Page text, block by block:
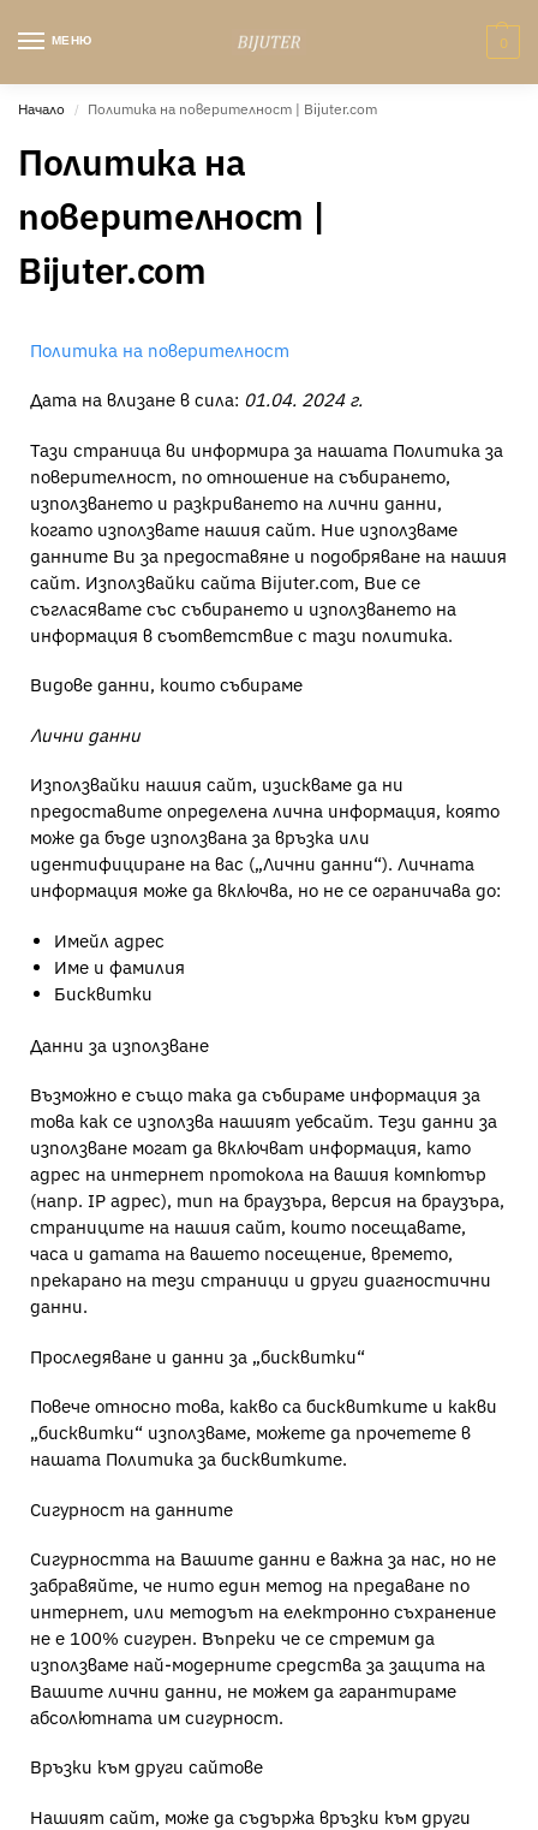
МЕНЮ 0
Начало / Политика на поверителност | Bijuter.com
Политика на
поверителност |
Bijuter.com
Политика на поверителност
Дата на влизане в сила: 01.04. 2024 г.
Тази страница ви информира за нашата Политика за
поверителност, по отношение на събирането,
използването и разкриването на лични данни,
когато използвате нашия сайт. Ние използваме
данните Ви за предоставяне и подобряване на нашия
сайт. Използвайки сайта Bijuter.com, Вие се
съгласявате със събирането и използването на
информация в съответствие с тази политика.
Видове данни, които събираме
Лични данни
Използвайки нашия сайт, изискваме да ни
предоставите определена лична информация, която
може да бъде използвана за връзка или
идентифициране на вас („Лични данни“). Личната
информация може да включва, но не се ограничава до:
Имейл адрес
Име и фамилия
Бисквитки
Данни за използване
Възможно е също така да събираме информация за
това как се използва нашият уебсайт. Тези данни за
използване могат да включват информация, като
адрес на интернет протокола на вашия компютър
(напр. IP адрес), тип на браузъра, версия на браузъра,
страниците на нашия сайт, които посещавате,
часа и датата на вашето посещение, времето,
прекарано на тези страници и други диагностични
данни.
Проследяване и данни за „бисквитки“
Повече относно това, какво са бисквитките и какви
„бисквитки“ използваме, можете да прочетете в
нашата Политика за бисквитките.
Сигурност на данните
Сигурността на Вашите данни е важна за нас, но не
забравяйте, че нито един метод на предаване по
интернет, или методът на електронно съхранение
не е 100% сигурен. Въпреки че се стремим да
използваме най-модерните средства за защита на
Вашите лични данни, не можем да гарантираме
абсолютната им сигурност.
Връзки към други сайтове
Нашият сайт, може да съдържа връзки към други